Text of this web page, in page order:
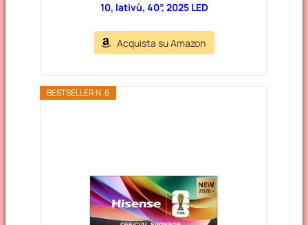
10, lativù, 40”, 2025 LED
Acquista su Amazon
BESTSELLER N. 6